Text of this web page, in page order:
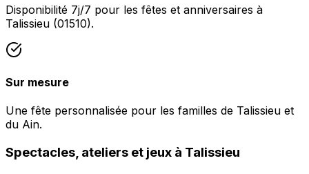
Disponibilité 7j/7 pour les fêtes et anniversaires à
Talissieu (01510).
Sur mesure
Une fête personnalisée pour les familles de Talissieu et
du Ain.
Spectacles, ateliers et jeux à Talissieu